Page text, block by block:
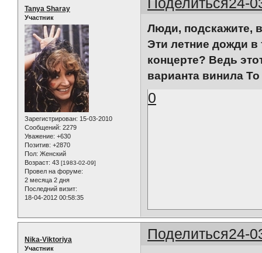
Tanya Sharay
Участник
Зарегистрирован: 15-03-2010
Сообщений: 2279
Уважение: +630
Позитив: +2870
Пол: Женский
Возраст: 43 [1983-02-09]
Провел на форуме:
2 месяца 2 дня
Последний визит:
18-04-2012 00:58:35
Люди, подскажите,
Эти летние дожди в
концерте? Ведь
варианта винила
0
Поделиться24-
Nika-Viktoriya
Участник